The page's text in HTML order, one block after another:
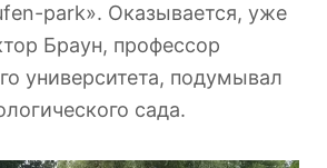
park». Оказывается, уже
Браун, профессор
университета, подумывал
сада.